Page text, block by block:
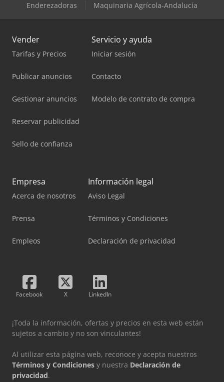
Enderezadoras
Maquinaria Agrícola-Andalucía
Vender
Tarifas y Precios
Publicar anuncios
Gestionar anuncios
Reservar publicidad
Sello de confianza
Servicio y ayuda
Iniciar sesión
Contacto
Modelo de contrato de compra
Empresa
Acerca de nosotros
Prensa
Empleos
Información legal
Aviso Legal
Términos y Condiciones
Declaración de privacidad
Facebook X LinkedIn
¡Toda la información, ofertas y precios en esta web están
sujetos a cambio y no son vinculantes!
Al utilizar esta página web, reconoce y acepta nuestros
Términos y Condiciones y nuestra Declaración de
privacidad.